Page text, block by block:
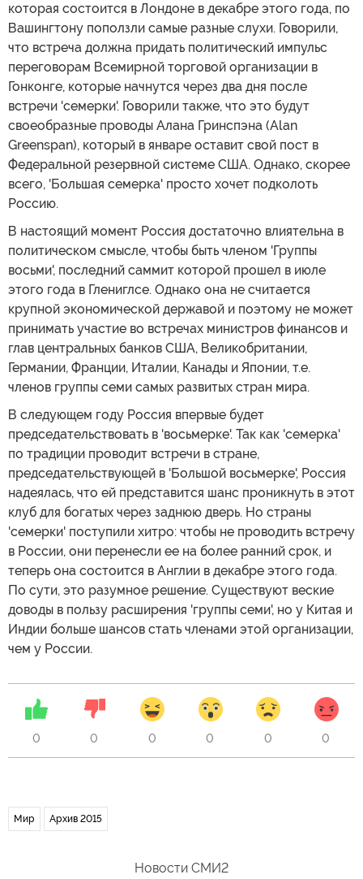
которая состоится в Лондоне в декабре этого года, по
Вашингтону поползли самые разные слухи. Говорили,
что встреча должна придать политический импульс
переговорам Всемирной торговой организации в
Гонконге, которые начнутся через два дня после
встречи 'семерки'. Говорили также, что это будут
своеобразные проводы Алана Гринспэна (Alan
Greenspan), который в январе оставит свой пост в
Федеральной резервной системе США. Однако, скорее
всего, 'Большая семерка' просто хочет подколоть
Россию.
В настоящий момент Россия достаточно влиятельна в
политическом смысле, чтобы быть членом 'Группы
восьми', последний саммит которой прошел в июле
этого года в Глениглсе. Однако она не считается
крупной экономической державой и поэтому не может
принимать участие во встречах министров финансов и
глав центральных банков США, Великобритании,
Германии, Франции, Италии, Канады и Японии, т.е.
членов группы семи самых развитых стран мира.
В следующем году Россия впервые будет
председательствовать в 'восьмерке'. Так как 'семерка'
по традиции проводит встречи в стране,
председательствующей в 'Большой восьмерке', Россия
надеялась, что ей представится шанс проникнуть в этот
клуб для богатых через заднюю дверь. Но страны
'семерки' поступили хитро: чтобы не проводить встречу
в России, они перенесли ее на более ранний срок, и
теперь она состоится в Англии в декабре этого года.
По сути, это разумное решение. Существуют веские
доводы в пользу расширения 'группы семи', но у Китая и
Индии больше шансов стать членами этой организации,
чем у России.
0 0 0 0 0 0
Мир Архив 2015
Новости СМИ2